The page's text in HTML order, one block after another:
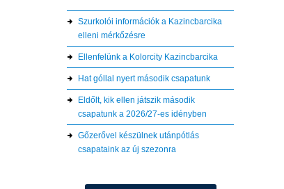
Szurkolói információk a Kazincbarcika
elleni mérkőzésre
Ellenfelünk a Kolorcity Kazincbarcika
Hat góllal nyert második csapatunk
Eldőlt, kik ellen játszik második
csapatunk a 2026/27-es idényben
Gőzerővel készülnek utánpótlás
csapataink az új szezonra